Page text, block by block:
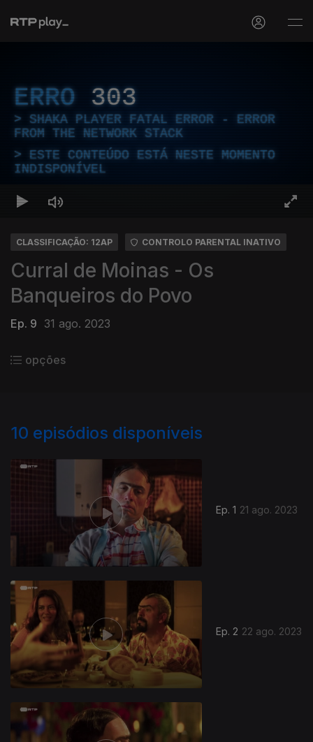
ERRO 303
SHAKA PLAYER FATAL ERROR - ERROR
FROM THE NETWORK STACK
ESTE CONTEÚDO ESTÁ NESTE MOMENTO
INDISPONÍVEL
CLASSIFICAÇÃO: 12AP CONTROLO PARENTAL INATIVO
Curral de Moinas - Os
Banqueiros do Povo
Ep. 9 31 ago. 2023
opções
10 episódios disponíveis
Ep. 1 21 ago. 2023
Ep. 2 22 ago. 2023